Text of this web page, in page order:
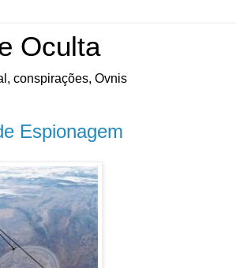
Oculta
conspirações, Ovnis
Espionagem